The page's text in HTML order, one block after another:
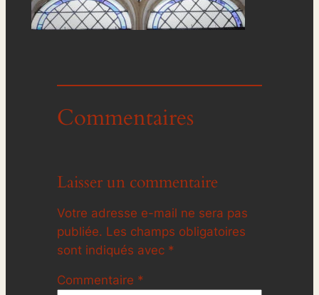
Commentaires
Laisser un commentaire
Votre adresse e-mail ne sera pas
publiée. Les champs obligatoires
sont indiqués avec *
Commentaire *